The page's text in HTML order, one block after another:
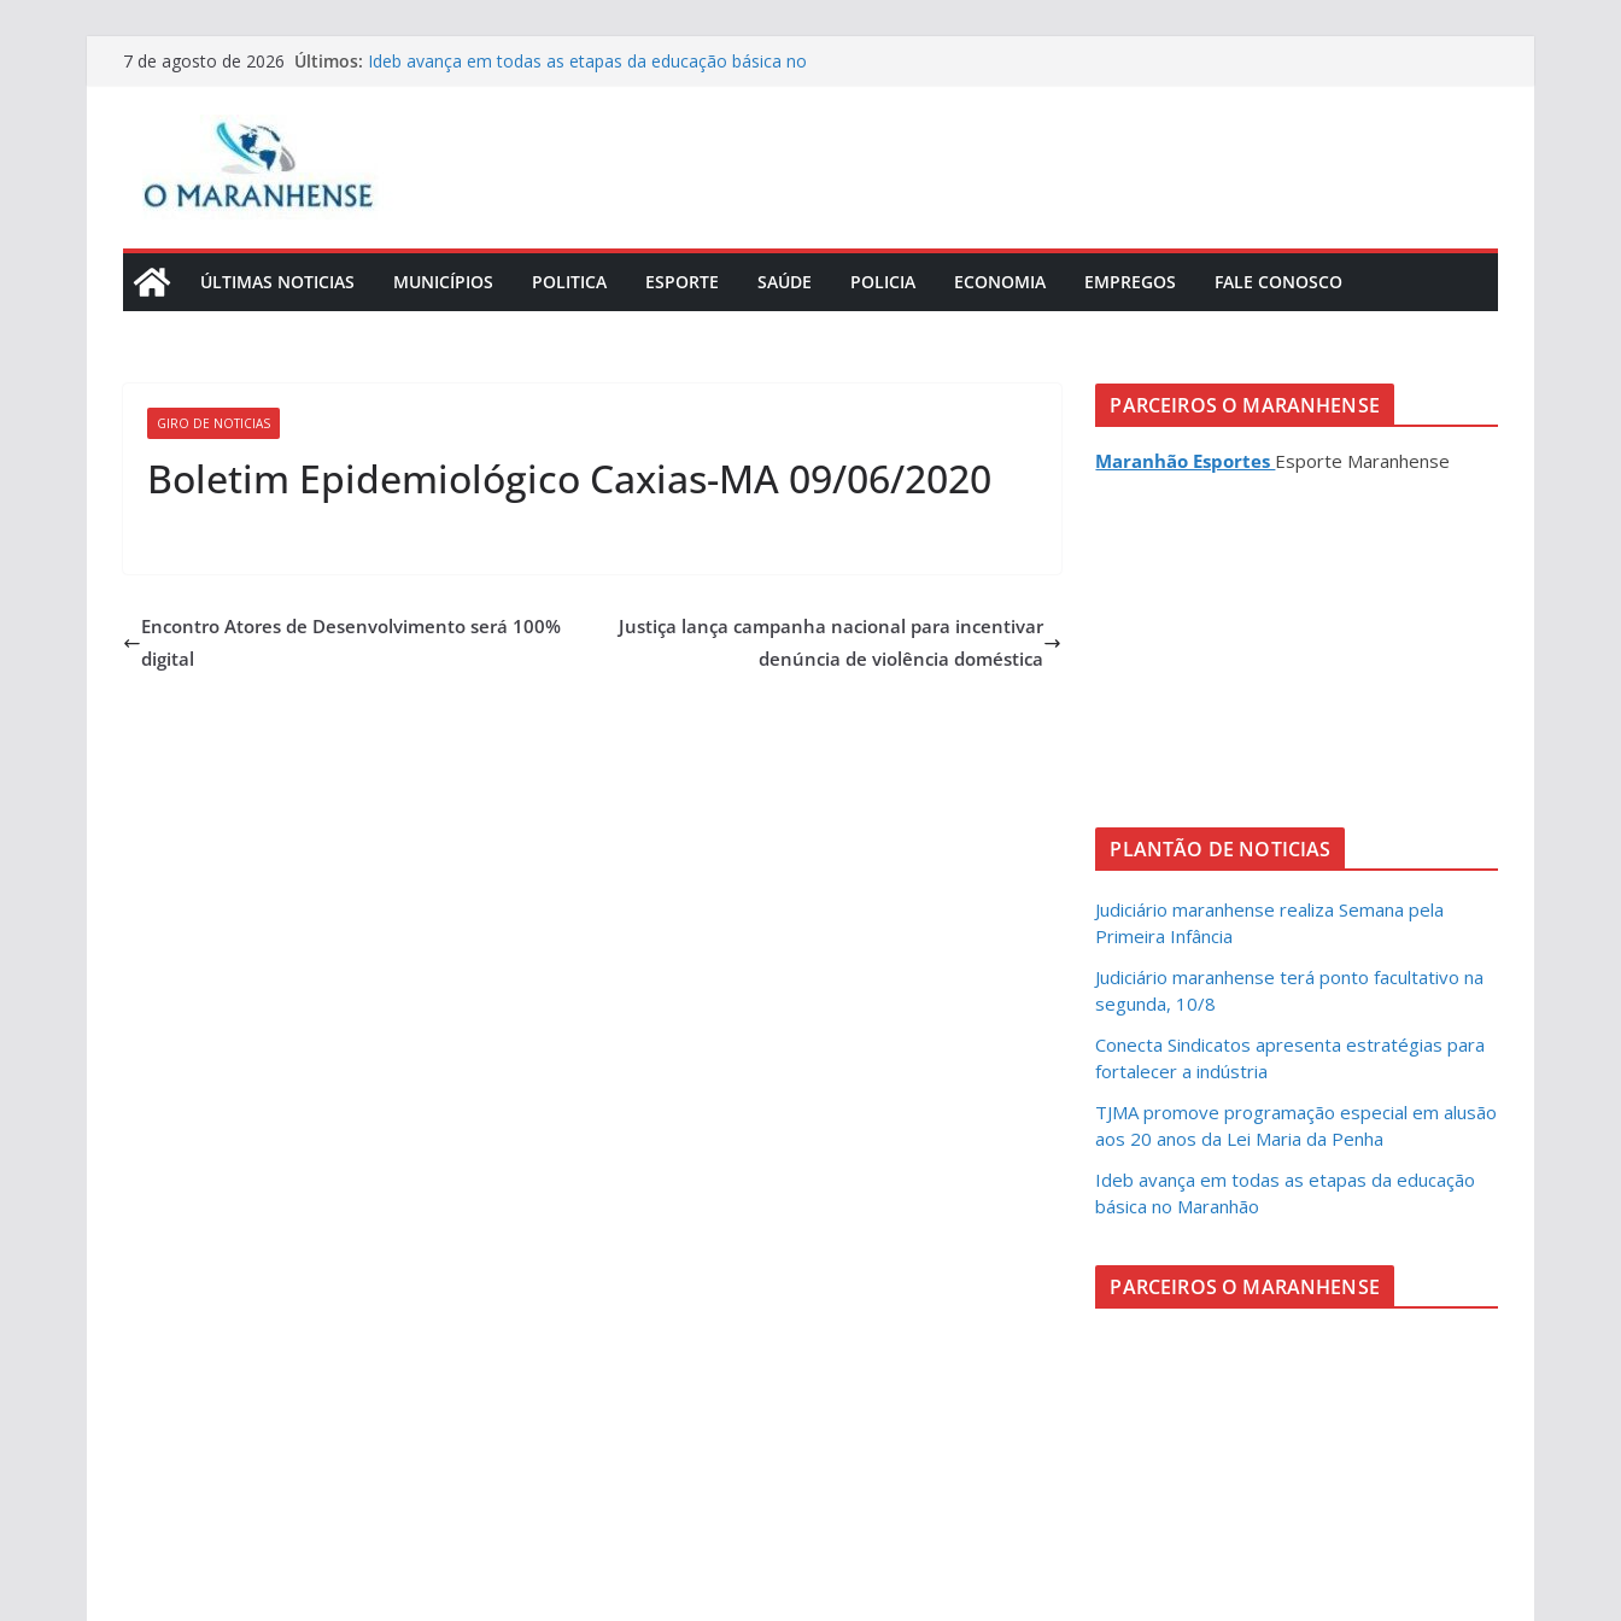
Pular7 de agosto de 2026 Últimos: Ideb avança em todas as etapas da educação básica no
Conecta Sindicatos apresenta estratégias para fortalecer a
indústria
anos da Lei Maria da Penha
ÚLTIMAS NOTICIAS
MUNICÍPIOS POLITICA ESPORTE SAÚDE POLICIA ECONOMIA EMPREGOS FALE CONOSCO
GIRO DE NOTICIAS
Boletim Epidemiológico Caxias-MA 09/06/2020
Encontro Atores de Desenvolvimento será 100%
digital
Justiça lança campanha nacional para incentivar
denúncia de violência doméstica
PARCEIROS O MARANHENSE
Maranhão Esportes Esporte Maranhense
PLANTÃO DE NOTICIAS
Judiciário maranhense realiza Semana pela
Primeira Infância
Judiciário maranhense terá ponto facultativo na
segunda, 10/8
Conecta Sindicatos apresenta estratégias para
fortalecer a indústria
TJMA promove programação especial em alusão
aos 20 anos da Lei Maria da Penha
Ideb avança em todas as etapas da educação
básica no Maranhão
PARCEIROS O MARANHENSE